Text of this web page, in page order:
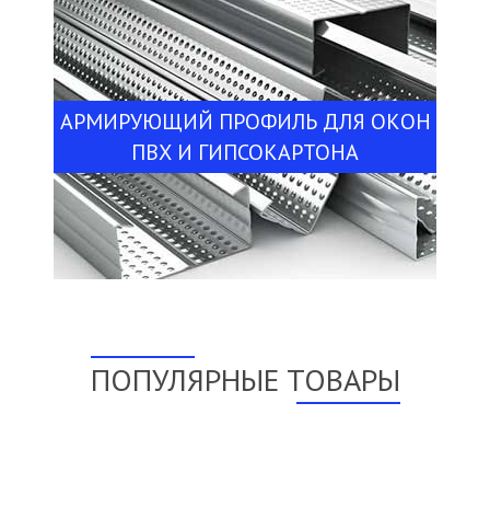
АРМИРУЮЩИЙ ПРОФИЛЬ ДЛЯ ОКОН
ПВХ И ГИПСОКАРТОНА
ПОПУЛЯРНЫЕ ТОВАРЫ